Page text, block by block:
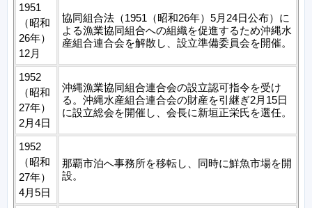
1951
（昭和
26年）
12月
協同組合法（1951（昭和26年）5月24日公布）に
よる漁業協同組合への組織を促進するため沖縄水
産組合連合会を解散し、設立準備委員会を開催。
1952
（昭和
27年）
2月4日
沖縄漁業協同組合連合会の設立認可指令を受け
る。沖縄水産組合連合会の財産を引継ぎ2月15日
に設立総会を開催し、会長に新垣正栄氏を選任。
1952
（昭和
27年）
4月5日
那覇市泊へ事務所を移転し、同時に鮮魚市場を開
設。